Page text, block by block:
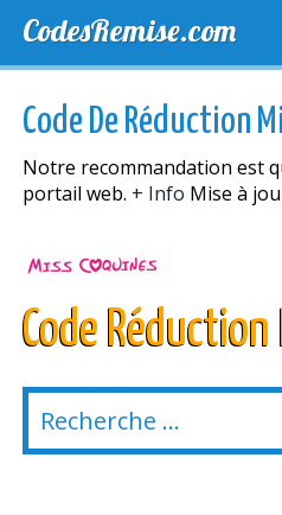
CodesRemise.com
NOUVELLES MAGASINS
Code De Réduction
Notre recommandation est
portail web. + Info Mise à
Code